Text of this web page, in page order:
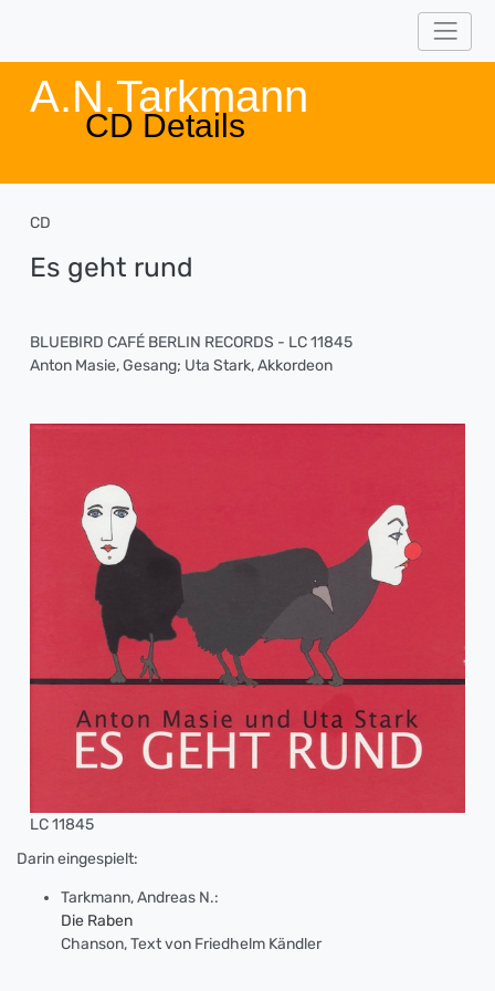
A.N.Tarkmann
CD Details
CD
Es geht rund
BLUEBIRD CAFÉ BERLIN RECORDS - LC 11845
Anton Masie, Gesang; Uta Stark, Akkordeon
LC 11845
Darin eingespielt:
Tarkmann, Andreas N.:
Die Raben
Chanson, Text von Friedhelm Kändler